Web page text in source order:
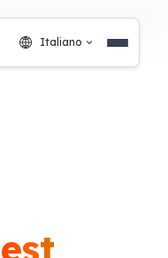
Italiano